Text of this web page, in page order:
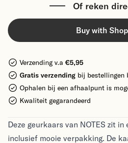
Of reken
Buy with
Verzending v.a €5,95
Gratis verzending bij bestellingen
Ophalen bij een afhaalpunt is
Kwaliteit gegarandeerd
Deze geurkaars van NOTES zit
inclusief mooie verpakking. De